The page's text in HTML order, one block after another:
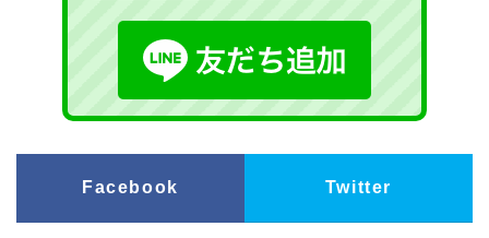
Facebook Twitter